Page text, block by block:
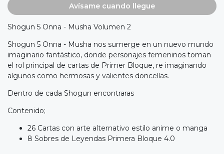
Avísame cuando llegue
Shogun 5 Onna - Musha Volumen 2
Shogun 5 Onna - Musha nos sumerge en un nuevo mundo
imaginario fantástico, donde personajes femeninos toman
el rol principal de cartas de Primer Bloque, re imaginando
algunos como hermosas y valientes doncellas.
Dentro de cada Shogun encontraras
Contenido;
26 Cartas con arte alternativo estilo anime o manga
8 Sobres de Leyendas Primera Bloque 4.0